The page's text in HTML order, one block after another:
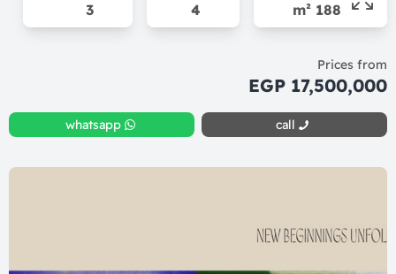
188 m²
4
3
Prices from
17,500,000 EGP
call
whatsapp